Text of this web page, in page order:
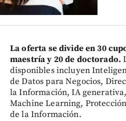
La oferta se divide en 30
maestría y 20 de doctorado.
disponibles incluyen
de Datos para Negocios,
la Información, IA
Machine Learning,
de la Información.